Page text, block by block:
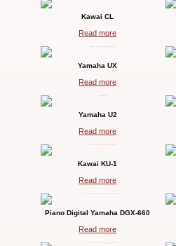
Kawai CL
Read more
Yamaha UX
Read more
Yamaha U2
Read more
Kawai KU-1
Read more
Piano Digital Yamaha DGX-660
Read more